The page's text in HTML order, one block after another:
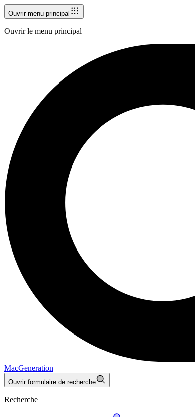
Ouvrir menu principal
Ouvrir le menu principal
MacGeneration
Ouvrir formulaire de recherche
Recherche